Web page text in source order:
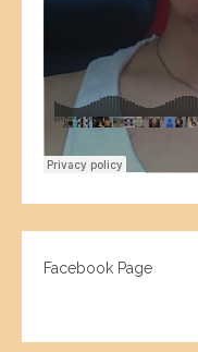
Facebook Page